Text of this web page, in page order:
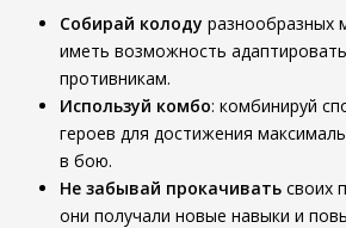
Собирай колоду разнообразных
иметь возможность
противникам.
Используй комбо: комбинируй
героев для достижения
в бою.
Не забывай прокачивать своих
они получали новые навыки и